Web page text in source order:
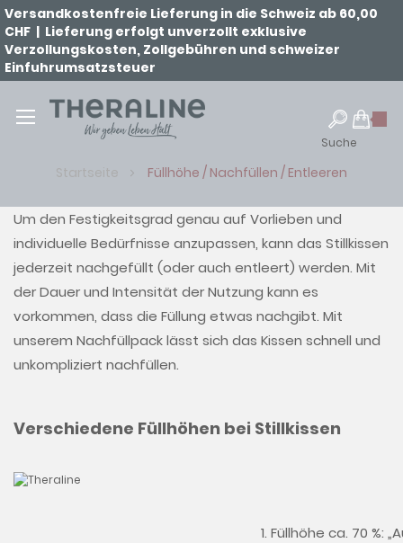
Versandkostenfreie Lieferung in die Schweiz ab 60,00
CHF | Lieferung erfolgt unverzollt exklusive
Verzollungskosten, Zollgebühren und schweizer
Einfuhrumsatzsteuer
Suche
Startseite Füllhöhe / Nachfüllen / Entleeren
Um den Festigkeitsgrad genau auf Vorlieben und
individuelle Bedürfnisse anzupassen, kann das Stillkissen
jederzeit nachgefüllt (oder auch entleert) werden. Mit
der Dauer und Intensität der Nutzung kann es
vorkommen, dass die Füllung etwas nachgibt. Mit
unserem Nachfüllpack lässt sich das Kissen schnell und
unkompliziert nachfüllen.
Verschiedene Füllhöhen bei Stillkissen
1. Füllhöhe ca. 70 %: